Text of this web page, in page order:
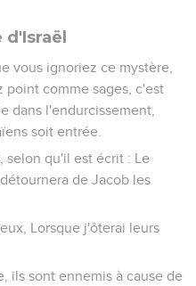
d'Israël
vous ignoriez ce mystère,
point comme sages, c'est
dans l'endurcissement,
soit entrée.
selon qu'il est écrit : Le
de Jacob les
Lorsque j'ôterai leurs
ils sont ennemis à cause de